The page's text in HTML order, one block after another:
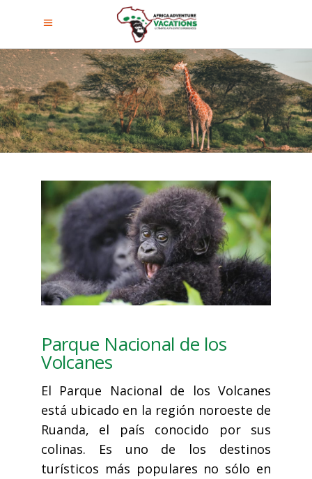
Parque Nacional de los
Volcanes
El Parque Nacional de los Volcanes
está ubicado en la región noroeste de
Ruanda, el país conocido por sus
colinas. Es uno de los destinos
turísticos más populares no sólo en